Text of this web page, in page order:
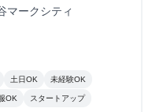
マークシティ
土日OK 未経験OK
OK スタートアップ